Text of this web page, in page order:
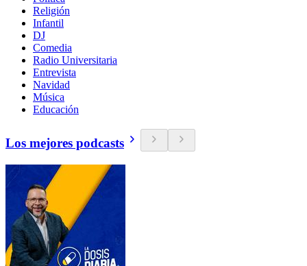
Religión
Infantil
DJ
Comedia
Radio Universitaria
Entrevista
Navidad
Música
Educación
Los mejores podcasts